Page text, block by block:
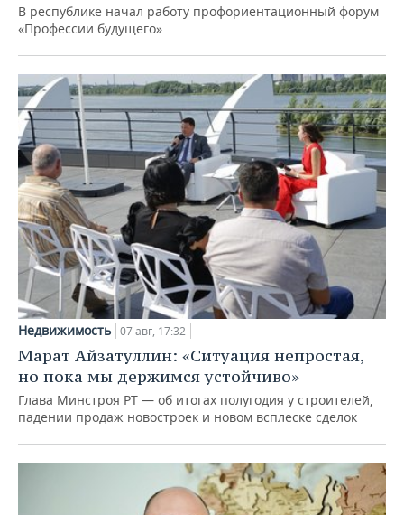
В республике начал работу профориентационный форум
«Профессии будущего»
Недвижимость 07 авг, 17:32
Марат Айзатуллин: «Ситуация непростая,
но пока мы держимся устойчиво»
Глава Минстроя РТ — об итогах полугодия у строителей,
падении продаж новостроек и новом всплеске сделок